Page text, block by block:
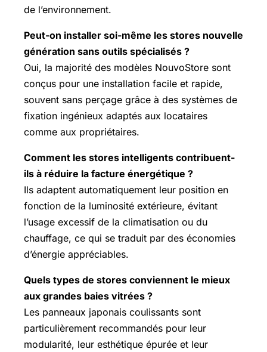
de l’environnement.
Peut-on installer soi-même les stores nouvelle
génération sans outils spécialisés ?
Oui, la majorité des modèles NouvoStore sont
conçus pour une installation facile et rapide,
souvent sans perçage grâce à des systèmes de
fixation ingénieux adaptés aux locataires
comme aux propriétaires.
Comment les stores intelligents contribuent-
ils à réduire la facture énergétique ?
Ils adaptent automatiquement leur position en
fonction de la luminosité extérieure, évitant
l’usage excessif de la climatisation ou du
chauffage, ce qui se traduit par des économies
d’énergie appréciables.
Quels types de stores conviennent le mieux
aux grandes baies vitrées ?
Les panneaux japonais coulissants sont
particulièrement recommandés pour leur
modularité, leur esthétique épurée et leur